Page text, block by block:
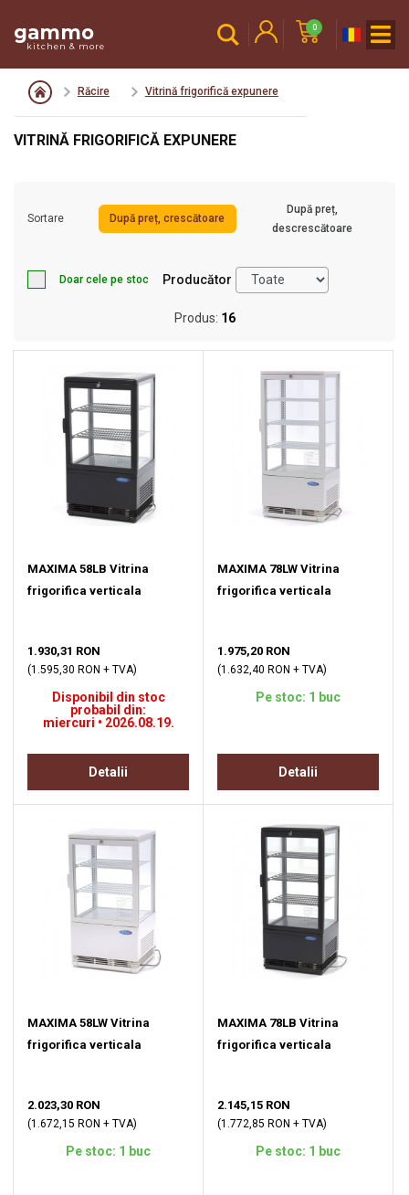
gammo
kitchen & more
0
Răcire Vitrină frigorifică expunere
VITRINĂ FRIGORIFICĂ EXPUNERE
Sortare După preț, crescătoare
După preț,
descrescătoare
Doar cele pe stoc Producător
Produs: 16
MAXIMA 58LB Vitrina
frigorifica verticala
1.930,31 RON
(1.595,30 RON + TVA)
Disponibil din stoc
probabil din:
miercuri • 2026.08.19.
Detalii
MAXIMA 78LW Vitrina
frigorifica verticala
1.975,20 RON
(1.632,40 RON + TVA)
Pe stoc: 1 buc
Detalii
MAXIMA 58LW Vitrina
frigorifica verticala
2.023,30 RON
(1.672,15 RON + TVA)
Pe stoc: 1 buc
MAXIMA 78LB Vitrina
frigorifica verticala
2.145,15 RON
(1.772,85 RON + TVA)
Pe stoc: 1 buc